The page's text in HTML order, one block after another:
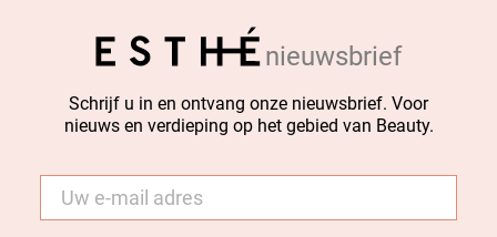
nieuwsbrief
Schrijf u in en ontvang onze nieuwsbrief. Voor
nieuws en verdieping op het gebied van Beauty.
mail *